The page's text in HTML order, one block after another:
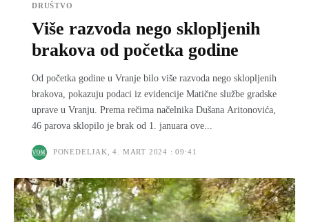
DRUŠTVO
Više razvoda nego sklopljenih
brakova od početka godine
Od početka godine u Vranje bilo više razvoda nego sklopljenih
brakova, pokazuju podaci iz evidencije Matične službe gradske
uprave u Vranju. Prema rečima načelnika Dušana Aritonovića,
46 parova sklopilo je brak od 1. januara ove...
PONEDELJAK, 4. MART 2024 : 09:41